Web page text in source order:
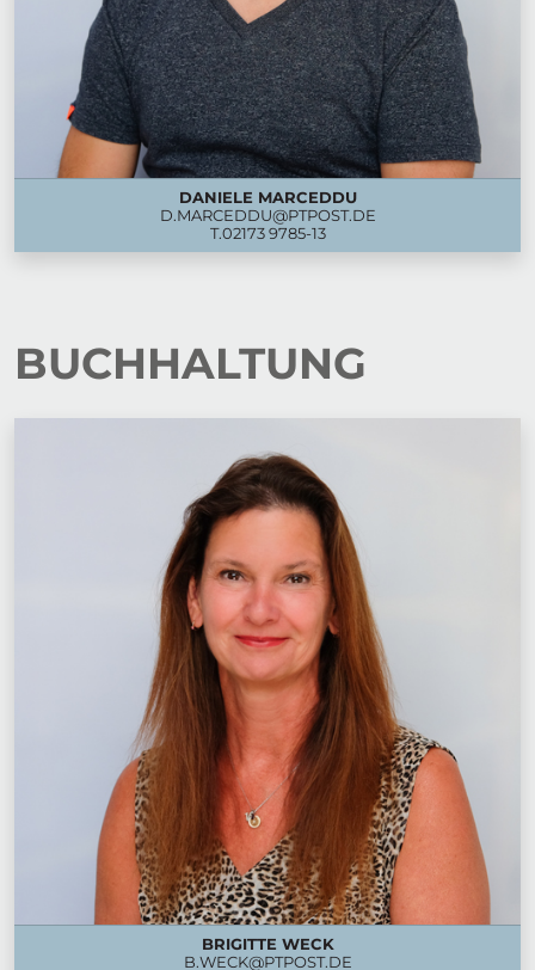
DANIELE MARCEDDU
D.MARCEDDU@PTPOST.DE
T.02173 9785-13
BUCHHALTUNG
BRIGITTE WECK
B.WECK@PTPOST.DE